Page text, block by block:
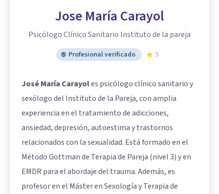
Jose María Carayol
Psicólogo Clínico Sanitario Instituto de la pareja
Profesional verificado 5
José María Carayoles psicólogo clínico sanitario y
sexólogo del Instituto de la Pareja, con amplia
experiencia en el tratamiento de adicciones,
ansiedad, depresión, autoestima y trastornos
relacionados con la sexualidad. Está formado en el
Método Gottman de Terapia de Pareja (nivel 3) y en
EMDR para el abordaje del trauma. Además, es
profesor en el Máster en Sexología y Terapia de